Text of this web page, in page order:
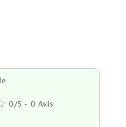
:
0/5 - 0 Avis